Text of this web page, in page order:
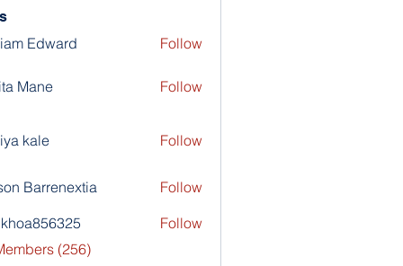
Edward Follow
Mane Follow
kale Follow
Barrenextia Follow
Follow
(256)